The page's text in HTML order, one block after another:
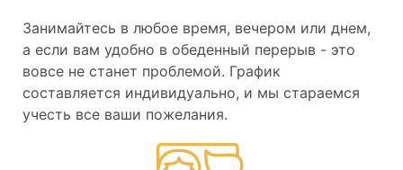
Занимайтесь в любое время, вечером или днем,
а если вам удобно в обеденный перерыв - это
вовсе не станет проблемой. График
составляется индивидуально, и мы стараемся
учесть все ваши пожелания.